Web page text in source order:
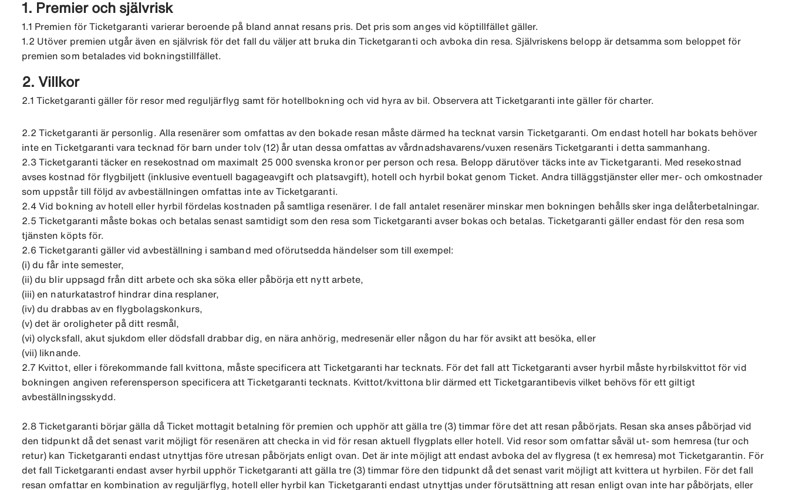
1. Premier och självrisk
1.1 Premien för Ticketgaranti varierar beroende på bland annat resans pris. Det pris som anges vid köptillfället gäller.
1.2 Utöver premien utgår även en självrisk för det fall du väljer att bruka din Ticketgaranti och avboka din resa. Självriskens belopp är detsamma som beloppet för
premien som betalades vid bokningstillfället.
2. Villkor
2.1 Ticketgaranti gäller för resor med reguljärflyg samt för hotellbokning och vid hyra av bil. Observera att Ticketgaranti inte gäller för charter.
2.2 Ticketgaranti är personlig. Alla resenärer som omfattas av den bokade resan måste därmed ha tecknat varsin Ticketgaranti. Om endast hotell har bokats behöver
inte en Ticketgaranti vara tecknad för barn under tolv (12) år utan dessa omfattas av vårdnadshavarens/vuxen resenärs Ticketgaranti i detta sammanhang.
2.3 Ticketgaranti täcker en resekostnad om maximalt 25 000 svenska kronor per person och resa. Belopp därutöver täcks inte av Ticketgaranti. Med resekostnad
avses kostnad för flygbiljett (inklusive eventuell bagageavgift och platsavgift), hotell och hyrbil bokat genom Ticket. Andra tilläggstjänster eller mer- och omkostnader
som uppstår till följd av avbeställningen omfattas inte av Ticketgaranti.
2.4 Vid bokning av hotell eller hyrbil fördelas kostnaden på samtliga resenärer. I de fall antalet resenärer minskar men bokningen behålls sker inga delåterbetalningar.
2.5 Ticketgaranti måste bokas och betalas senast samtidigt som den resa som Ticketgaranti avser bokas och betalas. Ticketgaranti gäller endast för den resa som
tjänsten köpts för.
2.6 Ticketgaranti gäller vid avbeställning i samband med oförutsedda händelser som till exempel:
(i) du får inte semester,
(ii) du blir uppsagd från ditt arbete och ska söka eller påbörja ett nytt arbete,
(iii) en naturkatastrof hindrar dina resplaner,
(iv) du drabbas av en flygbolagskonkurs,
(v) det är oroligheter på ditt resmål,
(vi) olycksfall, akut sjukdom eller dödsfall drabbar dig, en nära anhörig, medresenär eller någon du har för avsikt att besöka, eller
(vii) liknande.
2.7 Kvittot, eller i förekommande fall kvittona, måste specificera att Ticketgaranti har tecknats. För det fall att Ticketgaranti avser hyrbil måste hyrbilskvittot för vid
bokningen angiven referensperson specificera att Ticketgaranti tecknats. Kvittot/kvittona blir därmed ett Ticketgarantibevis vilket behövs för ett giltigt
avbeställningsskydd.
2.8 Ticketgaranti börjar gälla då Ticket mottagit betalning för premien och upphör att gälla tre (3) timmar före det att resan påbörjats. Resan ska anses påbörjad vid
den tidpunkt då det senast varit möjligt för resenären att checka in vid för resan aktuell flygplats eller hotell. Vid resor som omfattar såväl ut- som hemresa (tur och
retur) kan Ticketgaranti endast utnyttjas före utresan påbörjats enligt ovan. Det är inte möjligt att endast avboka del av flygresa (t ex hemresa) mot Ticketgarantin. För
det fall Ticketgaranti endast avser hyrbil upphör Ticketgaranti att gälla tre (3) timmar före den tidpunkt då det senast varit möjligt att kvittera ut hyrbilen. För det fall
resan omfattar en kombination av reguljärflyg, hotell eller hyrbil kan Ticketgaranti endast utnyttjas under förutsättning att resan enligt ovan inte har påbörjats, eller